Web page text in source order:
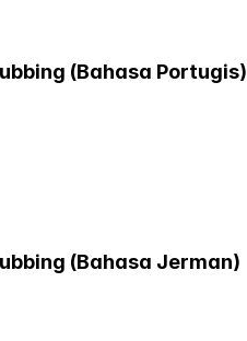
(Bahasa Portugis)
(Bahasa Jerman)